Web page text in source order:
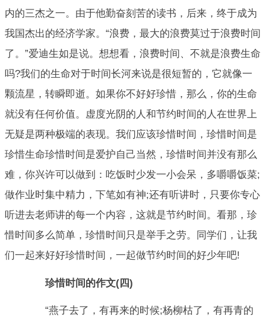
内的三杰之一。由于他勤奋刻苦的读书，后来，终于成为
我国杰出的经济学家。“浪费，最大的浪费莫过于浪费时间
了。”爱迪生如是说。想想看，浪费时间、不就是浪费生命
吗?我们的生命对于时间长河来说是很短暂的，它就像一
颗流星，转瞬即逝。如果你不好好珍惜，那么，你的生命
就没有任何价值。虚度光阴的人和节约时间的人在世界上
无疑是两种极端的表现。我们应该珍惜时间，珍惜时间是
珍惜生命珍惜时间是爱护自己当然，珍惜时间并没有那么
难，你兴许可以做到：吃饭时少发一小会呆，多嚼嚼饭菜;
做作业时集中精力，下笔如有神;还有听讲时，只要你专心
听进去老师讲的每一个内容，这就是节约时间。看那，珍
惜时间多么简单，珍惜时间只是举手之劳。同学们，让我
们一起来好好珍惜时间，一起做节约时间的好少年吧!
珍惜时间的作文(四)
“燕子去了，有再来的时候;杨柳枯了，有再青的